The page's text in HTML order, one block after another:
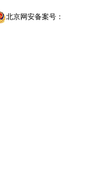
北京网安备案号：